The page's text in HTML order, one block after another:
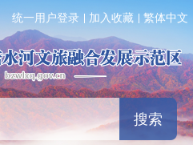
统一用户登录 加入收藏 繁体中文